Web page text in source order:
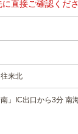
直接ご確認くださ
来北
」IC出口から3分 南